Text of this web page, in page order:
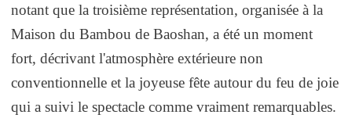
notant que la troisième représentation, organisée à la
Maison du Bambou de Baoshan, a été un moment
fort, décrivant l'atmosphère extérieure non
conventionnelle et la joyeuse fête autour du feu de joie
qui a suivi le spectacle comme vraiment remarquables.